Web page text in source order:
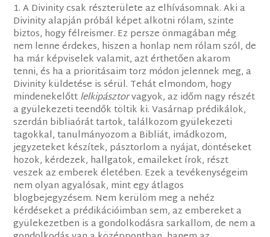
1. A Divinity csak részterülete az elhívásomnak. Aki a
Divinity alapján próbál képet alkotni rólam, szinte
biztos, hogy félreismer. Ez persze önmagában még
nem lenne érdekes, hiszen a honlap nem rólam szól, de
ha már képviselek valamit, azt érthetően akarom
tenni, és ha a prioritásaim torz módon jelennek meg, a
Divinity küldetése is sérül. Tehát elmondom, hogy
mindenekelőttlelkipásztorvagyok, az időm nagy részét
a gyülekezeti teendők töltik ki. Vasárnap prédikálok,
szerdán bibliaórát tartok, találkozom gyülekezeti
tagokkal, tanulmányozom a Bibliát, imádkozom,
jegyzeteket készítek, pásztorlom a nyájat, döntéseket
hozok, kérdezek, hallgatok, emaileket írok, részt
veszek az emberek életében. Ezek a tevékenységeim
nem olyan agyalósak, mint egy átlagos
blogbejegyzésem. Nem kerülöm meg a nehéz
kérdéseket a prédikációimban sem, az embereket a
gyülekezetben is a gondolkodásra sarkallom, de nem a